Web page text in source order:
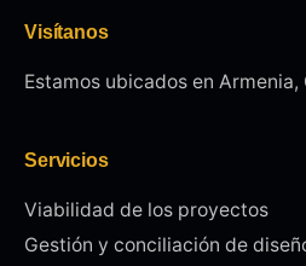
Visítanos
Estamos ubicados en Armenia,
Servicios
Viabilidad de los proyectos
Gestión y conciliación de